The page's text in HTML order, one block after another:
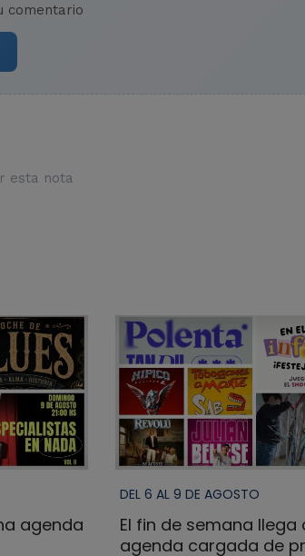
comentario
esta nota
agenda
DEL 6 AL 9 DE AGOSTO
El fin de semana llega
agenda cargada de